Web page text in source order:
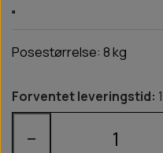
Posestørrelse: 8 kg
Forventet leveringstid:
−